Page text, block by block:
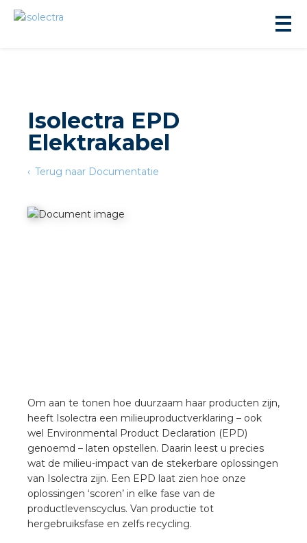
Isolectra EPD
Elektrakabel
Terug naar Documentatie
Om aan te tonen hoe duurzaam haar producten zijn,
heeft Isolectra een milieuproductverklaring – ook
wel Environmental Product Declaration (EPD)
genoemd – laten opstellen. Daarin leest u precies
wat de milieu-impact van de stekerbare oplossingen
van Isolectra zijn. Een EPD laat zien hoe onze
oplossingen ‘scoren’ in elke fase van de
productlevenscyclus. Van productie tot
hergebruiksfase en zelfs recycling.
installeren
installeren
installeren in beton